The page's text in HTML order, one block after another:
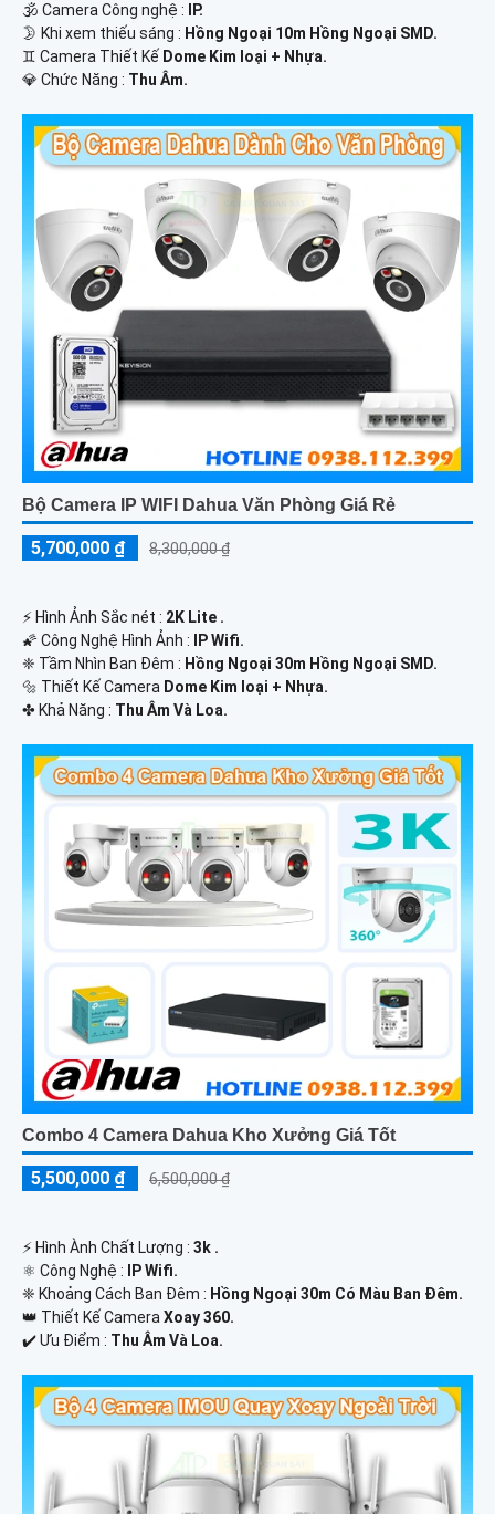
🕉️ Camera Công nghệ :
IP.
🌛 Khi xem thiếu sáng : Hồng Ngoại 10m Hồng Ngoại SMD.
♊ Camera Thiết Kế Dome Kim loại + Nhựa.
️💎 Chức Năng : Thu Âm.
Bộ Camera IP WIFI Dahua Văn Phòng Giá Rẻ
5,700,000 ₫ 8,300,000 ₫
️⚡ Hình Ảnh Sắc nét : 2K Lite .
🌠 Công Nghệ Hình Ảnh :
IP Wifi.
❈ Tầm Nhìn Ban Đêm : Hồng Ngoại 30m Hồng Ngoại SMD.
🔩 Thiết Kế Camera Dome Kim loại + Nhựa.
️✤ Khả Năng : Thu Âm Và Loa.
Combo 4 Camera Dahua Kho Xưởng Giá Tốt
5,500,000 ₫ 6,500,000 ₫
️⚡ Hình Ành Chất Lượng : 3k .
⚛️ Công Nghệ :
IP Wifi.
❈ Khoảng Cách Ban Đêm : Hồng Ngoại 30m Có Màu Ban Ðêm.
👑 Thiết Kế Camera Xoay 360.
️✔️ Ưu Điểm : Thu Âm Và Loa.